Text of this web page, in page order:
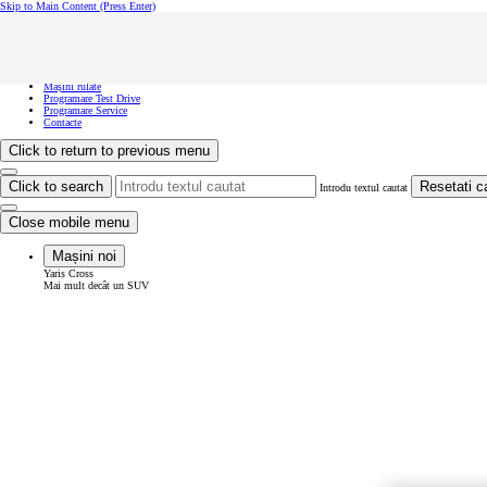
Skip to Main Content (Press Enter)
Mașini rulate
Programare Test Drive
Programare Service
Contacte
Click to return to previous menu
Click to search Introdu textul cautat Resetati
Close mobile menu
Mașini noi
Yaris Cross
Mai mult decât un SUV